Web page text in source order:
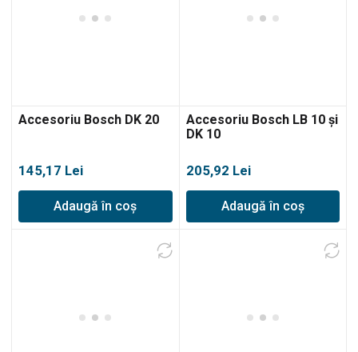
Accesoriu Bosch DK 20
145,17 Lei
Adaugă în coș
Accesoriu Bosch LB 10 şi
DK 10
205,92 Lei
Adaugă în coș